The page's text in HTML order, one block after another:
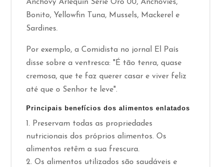
Anchovy Arlequin Serie Oro 00, Anchovies,
Bonito, Yellowfin Tuna, Mussels, Mackerel e
Sardines.
Por exemplo, a Comidista no jornal El País
disse sobre a ventresca: "É tão tenra, quase
cremosa, que te faz querer casar e viver feliz
até que o Senhor te leve".
Principais benefícios dos alimentos enlatados
Preservam todas as propriedades
nutricionais dos próprios alimentos. Os
alimentos retêm a sua frescura.
Os alimentos utilizados são saudáveis e